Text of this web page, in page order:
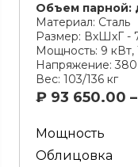
Объем парной:
Материал: Сталь
Размер: ВхШхГ -
Мощность: 9 кВт,
Напряжение:
Вес: 103/136 кг
₽ 93 650.00 –
Мощность
Облицовка